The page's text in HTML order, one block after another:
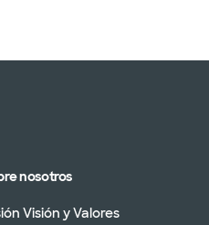
nosotros
Visión y Valores